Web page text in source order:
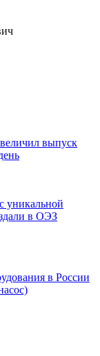
выпуск
уникальной
в ОЭЗ
в России